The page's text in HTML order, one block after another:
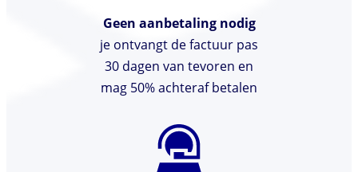
Geen aanbetaling nodig
je ontvangt de factuur pas
30 dagen van tevoren en
mag 50% achteraf betalen